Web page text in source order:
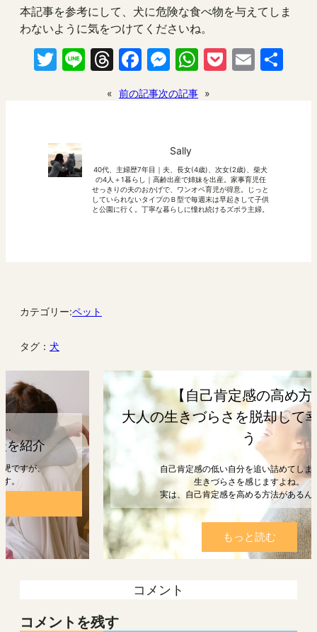
本記事を参考にして、犬に危険な食べ物を与えてしま
わないように気をつけてくださいね。
Twitter
LineThreads
Facebook
Messenger
WhatsApp
Pocket
Email
« 前の記事次の記事 »
Sally
40代、主婦歴7年目｜夫、長女(4歳)、次女(2歳)、柴犬
の4人＋1暮らし｜高齢出産で姉妹を出産。家事育児任
せっきりの夫のおかげで、ワンオペ育児が得意。じっと
していられないタイプのＢ型で毎週末は早起きして子供
と公園に行く。丁寧な暮らしに憧れ続けるズボラ主婦。
カテゴリー:ペット
タグ： 犬
【自己肯定感の高め方】
大人の生きづらさを脱却して幸せになろ
う
自己肯定感の低い自分を追い詰めてしまうと、
生きづらさを感じますよね。
実は、自己肯定感を高める方法があるんです。
もっと読む
コメント
コメントを残す